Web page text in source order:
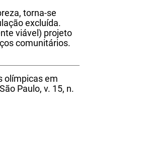
torna-se
excluída.
viável) projeto
comunitários.
olímpicas em
Paulo, v. 15, n.